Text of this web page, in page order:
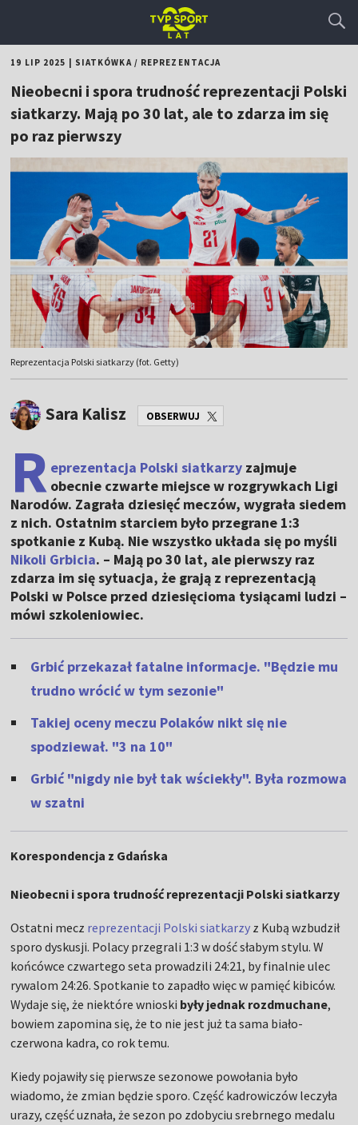
19 LIP 2025 SIATKÓWKA/ REPREZENTACJA
Nieobecni i spora trudność reprezentacji Polski
siatkarzy. Mają po 30 lat, ale to zdarza im się
po raz pierwszy
Reprezentacja Polski siatkarzy (fot. Getty)
Sara Kalisz OBSERWUJ
R eprezentacja Polski siatkarzy zajmuje
obecnie czwarte miejsce w rozgrywkach Ligi
Narodów. Zagrała dziesięć meczów, wygrała siedem
z nich. Ostatnim starciem było przegrane 1:3
spotkanie z Kubą. Nie wszystko układa się po myśli
Nikoli Grbicia. – Mają po 30 lat, ale pierwszy raz
zdarza im się sytuacja, że grają z reprezentacją
Polski w Polsce przed dziesięcioma tysiącami ludzi –
mówi szkoleniowiec.
Grbić przekazał fatalne informacje. "Będzie mu
trudno wrócić w tym sezonie"
Takiej oceny meczu Polaków nikt się nie
spodziewał. "3 na 10"
Grbić "nigdy nie był tak wściekły". Była rozmowa
w szatni
Korespondencja z Gdańska
Nieobecni i spora trudność reprezentacji Polski siatkarzy
Ostatni mecz reprezentacji Polski siatkarzy z Kubą wzbudził
sporo dyskusji. Polacy przegrali 1:3 w dość słabym stylu. W
końcówce czwartego seta prowadzili 24:21, by finalnie ulec
rywalom 24:26. Spotkanie to zapadło więc w pamięć kibiców.
Wydaje się, że niektóre wnioski były jednak rozdmuchane,
bowiem zapomina się, że to nie jest już ta sama biało-
czerwona kadra, co rok temu.
Kiedy pojawiły się pierwsze sezonowe powołania było
wiadomo, że zmian będzie sporo. Część kadrowiczów leczyła
urazy, część uznała, że sezon po zdobyciu srebrnego medalu